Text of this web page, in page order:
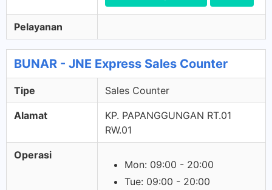
Pelayanan
BUNAR - JNE Express Sales Counter
Tipe Sales Counter
Alamat
KP. PAPANGGUNGAN RT.01
RW.01
Operasi
Mon: 09:00 - 20:00
Tue: 09:00 - 20:00